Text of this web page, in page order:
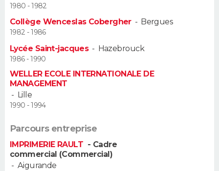
Alimentation
Guide de la santé
Maladies
Médicaments
Sommeil
VOYAGE
PHOTO
BONS PLANS
Carte de Noël
Carte Bonne année
Carte Saint-Valentin
Carte Pâques
Carte d'anniversaire
Dictionnaire
Biographies
Citations
Expressions
Proverbes
PROGRAMME TV
1980 - 1982
Collège Wenceslas Cobergher- Bergues
1982 - 1986
Lycée Saint-jacques- Hazebrouck
1986 - 1990
WELLER ECOLE INTERNATIONALE DE
MANAGEMENT
- Lille
1990 - 1994
Parcours entreprise
IMPRIMERIE RAULT - Cadre
commercial (Commercial)
- Aigurande